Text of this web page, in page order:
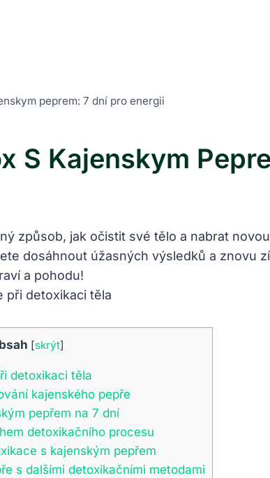
peprem: 7 dní pro energii
S Kajenskym
způsob, jak očistit své tělo a nabrat
dosáhnout úžasných výsledků a znovu
a pohodu!
[skrýt]
detoxikaci těla
kajenského pepře
pepřem na 7 dní
detoxikačního procesu
s kajenským pepřem
s dalšími detoxikačními metodami